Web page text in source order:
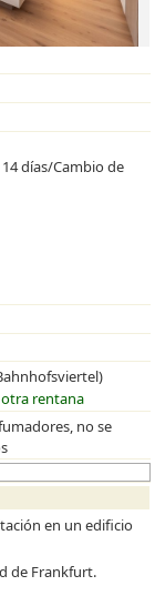
días/Cambio de
rentana
no se
en un edificio
de Frankfurt.